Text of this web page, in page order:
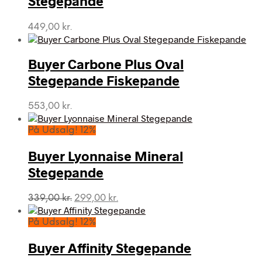
449,00 kr.
Buyer Carbone Plus Oval
Stegepande Fiskepande
553,00 kr.
På Udsalg! 12%
Buyer Lyonnaise Mineral
Stegepande
339,00kr. Den
oprindelige
pris
339,00 kr..
299,00 kr.
aktuelle
299,00 kr..
På Udsalg! 12%
Buyer Affinity Stegepande